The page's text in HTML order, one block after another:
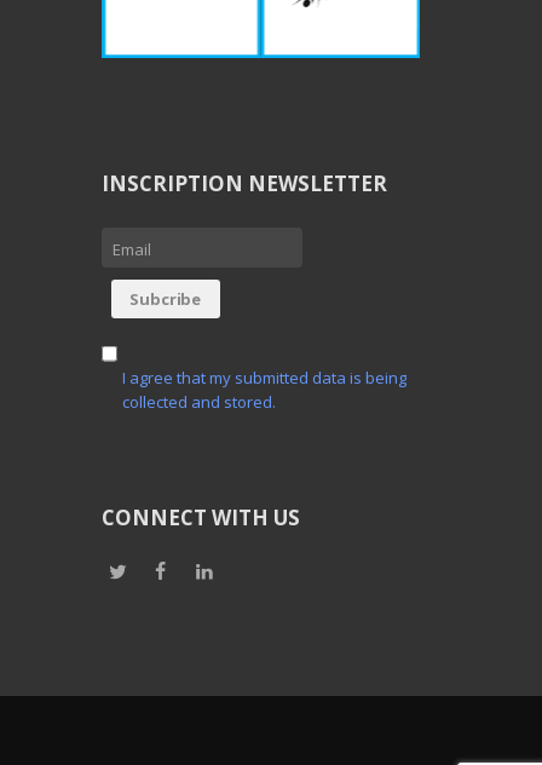
INSCRIPTION NEWSLETTER
I agree that my submitted data is being
collected and stored.
CONNECT WITH US